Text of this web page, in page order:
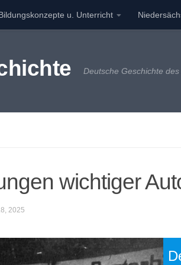
u. Unterricht
Deutsche Geschichte
wichtiger
2025